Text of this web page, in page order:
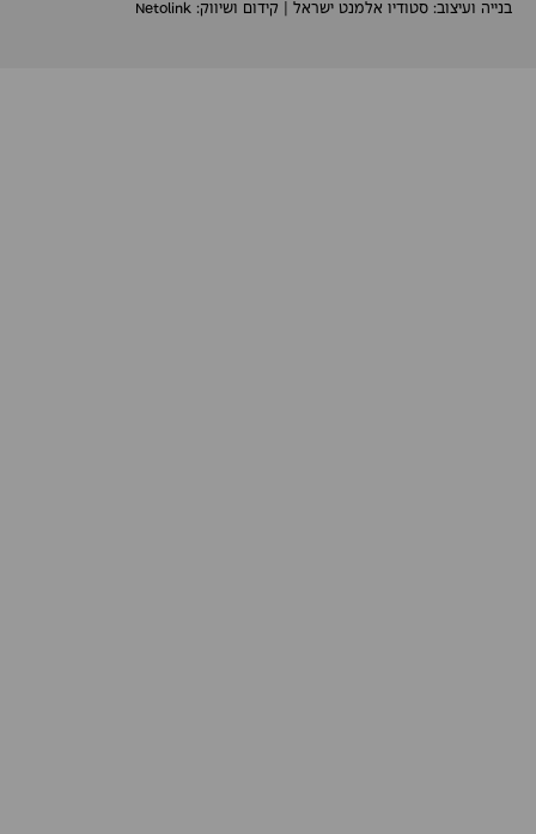
בנייה ועיצוב: סטודיו אלמנט ישראל | קידום ושיווק: Netolink